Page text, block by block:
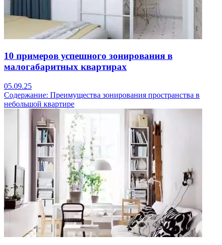
10 примеров успешного зонирования в
малогабаритных квартирах
05.09.25
Содержание: Преимущества зонирования пространства в
небольшой квартире